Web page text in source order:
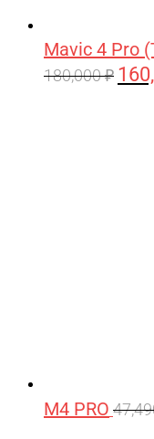
Mavic 4 Pro
180,000₽
M4 PRO